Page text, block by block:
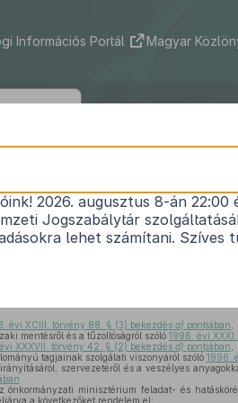
Információs Portál Magyar
11/2010. (IV. 28.)
szerveknél,
foglalkoztatottak
szóló
évi XCIII. törvény 88. § (3) bekezdés a) pontjában
mentésről és a tűzoltóságról szóló 1996. évi
XXXVII. törvény 42. § (2) bekezdés d) pontjában
tagjainak szolgálati viszonyáról szóló 1996.
szervezetéről és a veszélyes
önkormányzati minisztérium feladat- és
a következőket rendelem el:
2026. augusztus 8-án
Jogszabálytár
lehet számítani. Szíves